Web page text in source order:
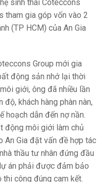
sinh thái Coteccons
tham gia góp vốn vào 2
(TP HCM) của An Gia
Group mới gia
động sản nhớ lại thời
giới, ông đã nhiều lần
khách hàng phàn nàn,
hoạch dẫn đến nợ nần.
động môi giới làm chủ
An Gia đặt vấn đề hợp tác
thầu tư nhân đứng đầu
án phải được đảm bảo
công đúng cam kết.